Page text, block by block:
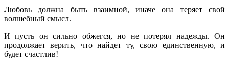
Любовь должна быть взаимной, иначе она теряет свой
волшебный смысл.
И пусть он сильно обжегся, но не потерял надежды. Он
продолжает верить, что найдет ту, свою единственную, и
будет счастлив!